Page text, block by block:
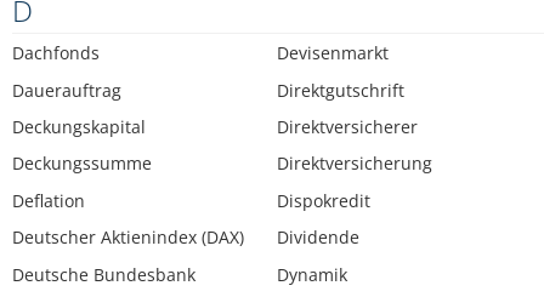
D
Dachfonds
Dauerauftrag
Deckungskapital
Deckungssumme
Deflation
Deutscher Aktienindex (DAX)
Deutsche Bundesbank
Devisenmarkt
Direktgutschrift
Direktversicherer
Direktversicherung
Dispokredit
Dividende
Dynamik